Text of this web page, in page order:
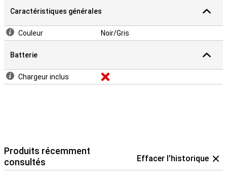
Caractéristiques générales
Couleur Noir/Gris
Batterie
Chargeur inclus
Produits récemment
consultés
Effacer l'historique